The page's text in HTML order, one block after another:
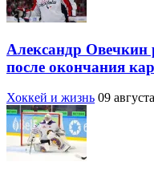
Александр Овечкин
после окончания
Хоккей и жизнь 09